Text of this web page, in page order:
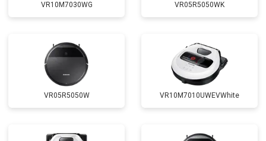
VR10M7030WG VR05R5050WK
VR05R5050W VR10M7010UWEVWhite